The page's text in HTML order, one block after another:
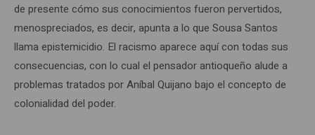
de presente cómo sus conocimientos fueron pervertidos,
menospreciados, es decir, apunta a lo que Sousa Santos
llama epistemicidio. El racismo aparece aquí con todas sus
consecuencias, con lo cual el pensador antioqueño alude a
problemas tratados por Aníbal Quijano bajo el concepto de
colonialidad del poder.